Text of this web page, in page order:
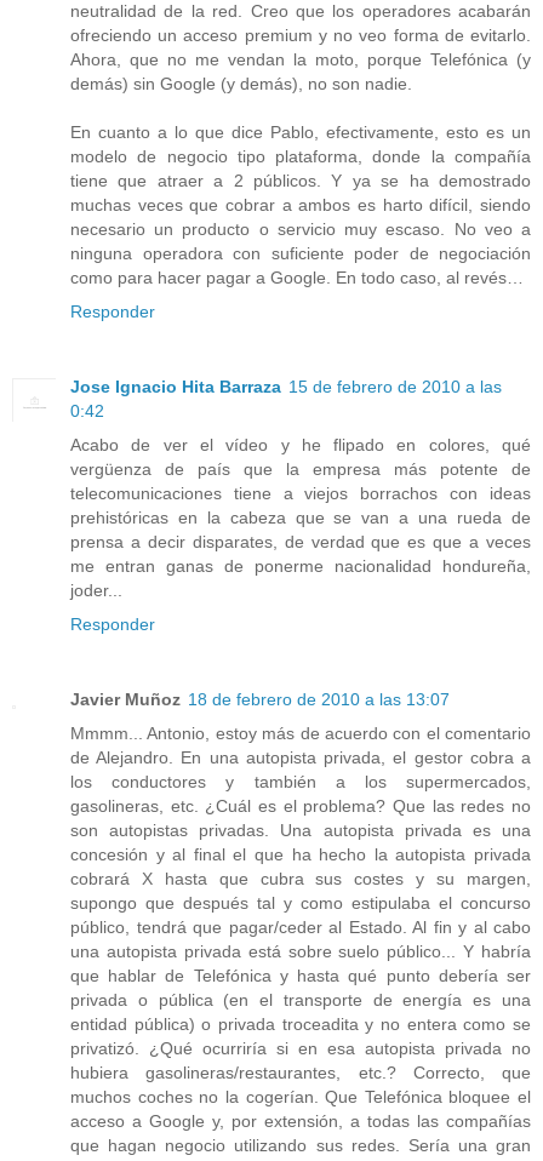
neutralidad de la red. Creo que los operadores acabarán
ofreciendo un acceso premium y no veo forma de evitarlo.
Ahora, que no me vendan la moto, porque Telefónica (y
demás) sin Google (y demás), no son nadie.
En cuanto a lo que dice Pablo, efectivamente, esto es un
modelo de negocio tipo plataforma, donde la compañía
tiene que atraer a 2 públicos. Y ya se ha demostrado
muchas veces que cobrar a ambos es harto difícil, siendo
necesario un producto o servicio muy escaso. No veo a
ninguna operadora con suficiente poder de negociación
como para hacer pagar a Google. En todo caso, al revés…
Responder
Jose Ignacio Hita Barraza 15 de febrero de 2010 a las
0:42
Acabo de ver el vídeo y he flipado en colores, qué
vergüenza de país que la empresa más potente de
telecomunicaciones tiene a viejos borrachos con ideas
prehistóricas en la cabeza que se van a una rueda de
prensa a decir disparates, de verdad que es que a veces
me entran ganas de ponerme nacionalidad hondureña,
joder...
Responder
Javier Muñoz 18 de febrero de 2010 a las 13:07
Mmmm... Antonio, estoy más de acuerdo con el comentario
de Alejandro. En una autopista privada, el gestor cobra a
los conductores y también a los supermercados,
gasolineras, etc. ¿Cuál es el problema? Que las redes no
son autopistas privadas. Una autopista privada es una
concesión y al final el que ha hecho la autopista privada
cobrará X hasta que cubra sus costes y su margen,
supongo que después tal y como estipulaba el concurso
público, tendrá que pagar/ceder al Estado. Al fin y al cabo
una autopista privada está sobre suelo público... Y habría
que hablar de Telefónica y hasta qué punto debería ser
privada o pública (en el transporte de energía es una
entidad pública) o privada troceadita y no entera como se
privatizó. ¿Qué ocurriría si en esa autopista privada no
hubiera gasolineras/restaurantes, etc.? Correcto, que
muchos coches no la cogerían. Que Telefónica bloquee el
acceso a Google y, por extensión, a todas las compañías
que hagan negocio utilizando sus redes. Sería una gran